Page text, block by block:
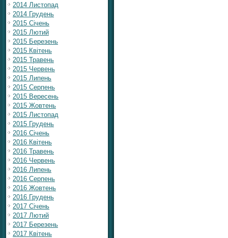
2014 Листопад
2014 Грудень
2015 Січень
2015 Лютий
2015 Березень
2015 Квітень
2015 Травень
2015 Червень
2015 Липень
2015 Серпень
2015 Вересень
2015 Жовтень
2015 Листопад
2015 Грудень
2016 Січень
2016 Квітень
2016 Травень
2016 Червень
2016 Липень
2016 Серпень
2016 Жовтень
2016 Грудень
2017 Січень
2017 Лютий
2017 Березень
2017 Квітень